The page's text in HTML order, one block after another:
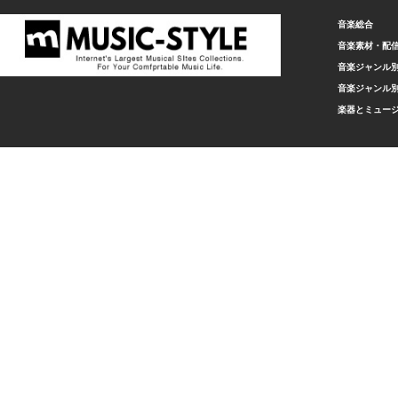
音楽総合
音楽素材・配
音楽ジャンル
音楽ジャンル
楽器とミュー